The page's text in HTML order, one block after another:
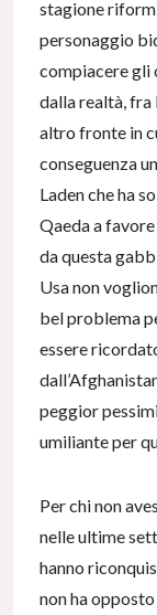
stagione
personaggio
compiacere gli
dalla realtà, fra
altro fronte in
conseguenza
Laden che ha
Qaeda a
da questa
Usa non
bel problema
essere
peggior
umiliante per
Per chi non
nelle ultime
hanno
non ha